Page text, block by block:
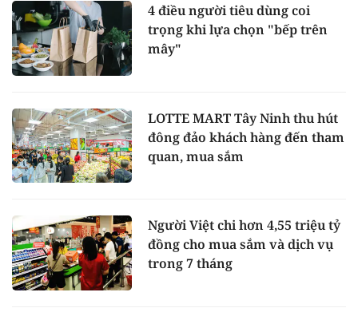
4 điều người tiêu dùng coi
trọng khi lựa chọn "bếp trên
mây"
LOTTE MART Tây Ninh thu hút
đông đảo khách hàng đến tham
quan, mua sắm
Người Việt chi hơn 4,55 triệu tỷ
đồng cho mua sắm và dịch vụ
trong 7 tháng